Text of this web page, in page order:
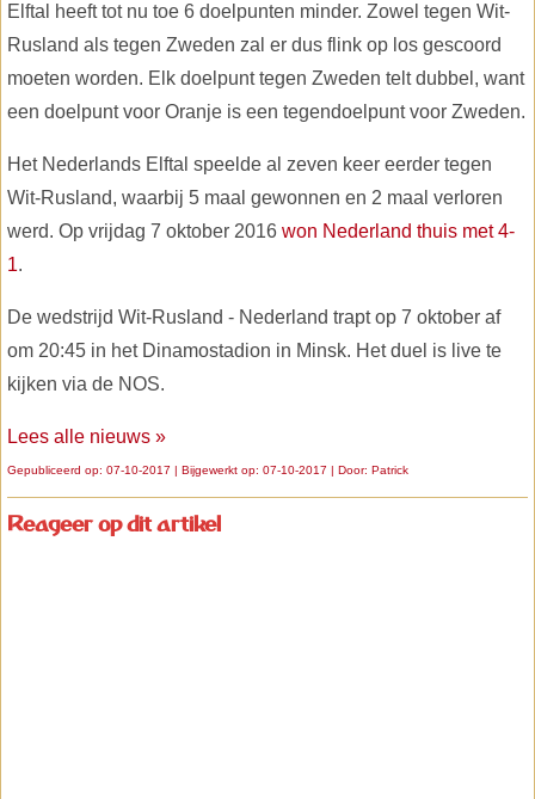
Elftal heeft tot nu toe 6 doelpunten minder. Zowel tegen Wit-
Rusland als tegen Zweden zal er dus flink op los gescoord
moeten worden. Elk doelpunt tegen Zweden telt dubbel, want
een doelpunt voor Oranje is een tegendoelpunt voor Zweden.
Het Nederlands Elftal speelde al zeven keer eerder tegen
Wit-Rusland, waarbij 5 maal gewonnen en 2 maal verloren
werd. Op vrijdag 7 oktober 2016 won Nederland thuis met 4-
1.
De wedstrijd Wit-Rusland - Nederland trapt op 7 oktober af
om 20:45 in het Dinamostadion in Minsk. Het duel is live te
kijken via de NOS.
Lees alle nieuws »
Gepubliceerd op: 07-10-2017 | Bijgewerkt op: 07-10-2017 | Door: Patrick
Reageer op dit artikel